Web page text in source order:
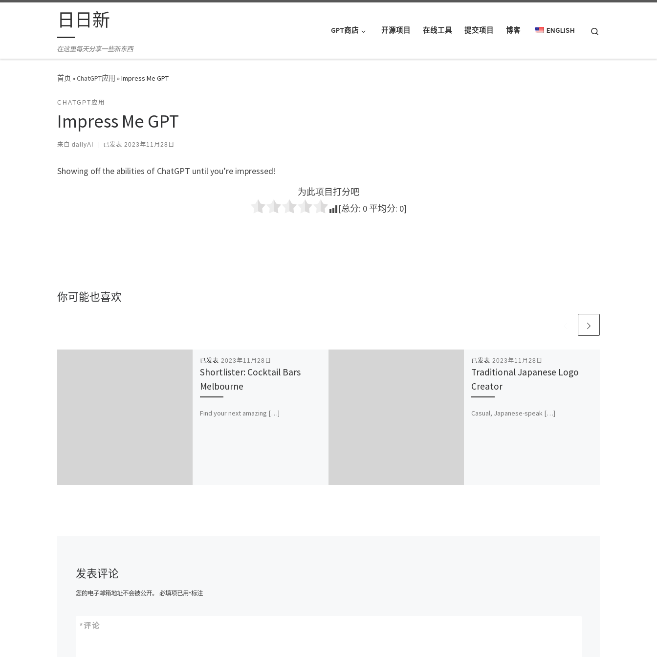
Skip to content日日新
在这里每天分享一些新东西
GPT商店 开源项目 在线工具 提交项目 博客 ENGLISH
首页»ChatGPT应用 »Impress Me GPT
CHATGPT应用
Impress Me GPT
来自 dailyAI 已发表 2023年11月28日
Showing off the abilities of ChatGPT until you’re impressed!
为此项目打分吧
[总分: 0 平均分: 0]
你可能也喜欢
已发表 2023年11月28日
Shortlister: Cocktail Bars
Melbourne
Find your next amazing […]
已发表 2023年11月28日
Traditional Japanese Logo
Creator
Casual, Japanese-speak […]
发表评论
您的电子邮箱地址不会被公开。 必填项已用*标注
评论
*